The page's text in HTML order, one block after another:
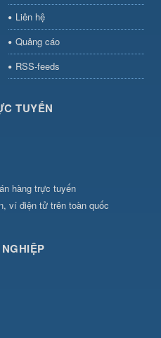
Liên hệ
Quảng cáo
RSS-feeds
TUYẾN
hàng trực tuyến
ví điện tử trên toàn quốc